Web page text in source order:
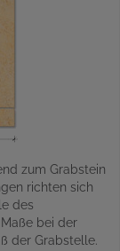
zum Grabstein
richten sich
des
bei der
der Grabstelle.